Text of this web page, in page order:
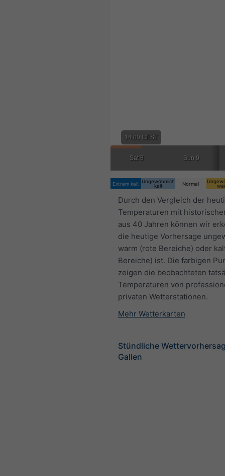
14:00 CEST
Sat 8 Sun 9
Extrem kalt
Ungewöhnlich
kalt
Normal
Durch den Vergleich der
Temperaturen mit
aus 40 Jahren können wir
die heutige Vorhersage
warm (rote Bereiche) oder
Bereiche) ist. Die farbigen
zeigen die beobachteten
Temperaturen von
privaten Wetterstationen.
Mehr Wetterkarten
Stündliche
Gallen